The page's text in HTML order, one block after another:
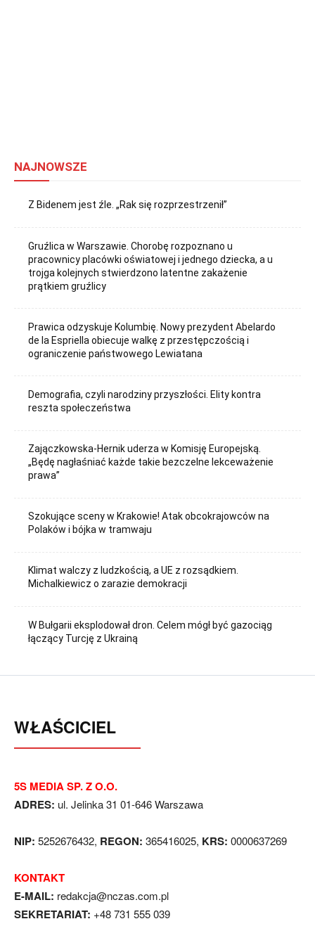
NAJNOWSZE
Z Bidenem jest źle. „Rak się rozprzestrzenił”
Gruźlica w Warszawie. Chorobę rozpoznano u
pracownicy placówki oświatowej i jednego dziecka, a u
trojga kolejnych stwierdzono latentne zakażenie
prątkiem gruźlicy
Prawica odzyskuje Kolumbię. Nowy prezydent Abelardo
de la Espriella obiecuje walkę z przestępczością i
ograniczenie państwowego Lewiatana
Demografia, czyli narodziny przyszłości. Elity kontra
reszta społeczeństwa
Zajączkowska-Hernik uderza w Komisję Europejską.
„Będę nagłaśniać każde takie bezczelne lekceważenie
prawa”
Szokujące sceny w Krakowie! Atak obcokrajowców na
Polaków i bójka w tramwaju
Klimat walczy z ludzkością, a UE z rozsądkiem.
Michalkiewicz o zarazie demokracji
W Bułgarii eksplodował dron. Celem mógł być gazociąg
łączący Turcję z Ukrainą
WŁAŚCICIEL
5S MEDIA SP. Z O.O.
ADRES: ul. Jelinka 31 01-646 Warszawa
NIP: 5252676432, REGON: 365416025, KRS: 0000637269
KONTAKT
E-MAIL: redakcja@nczas.com.pl
SEKRETARIAT: +48 731 555 039